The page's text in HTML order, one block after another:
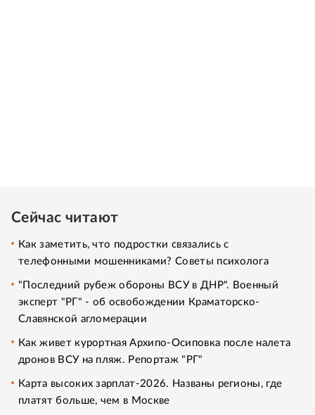
Сейчас читают
Как заметить, что подростки связались с
телефонными мошенниками? Советы психолога
"Последний рубеж обороны ВСУ в ДНР". Военный
эксперт "РГ" - об освобождении Краматорско-
Славянской агломерации
Как живет курортная Архипо-Осиповка после налета
дронов ВСУ на пляж. Репортаж "РГ"
Карта высоких зарплат-2026. Названы регионы, где
платят больше, чем в Москве